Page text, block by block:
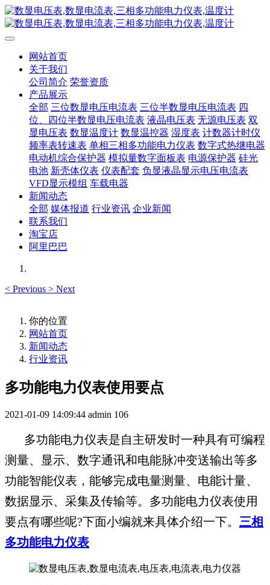
网站首页
关于我们
公司简介 荣誉资质
产品展示
全部 三位数显电压电流表 三位半数显电压电流表 四
位、四位半数显电压电流表 液晶电压表 无源电压表 双
显电压表 数显温度计 数显温控器 湿度表 计数器计时仪
频率表转速表 单相三相多功能电力仪表 数字式热继电器
电动机综合保护器 模拟量数字面板表 电源保护器 硅光
电池 新壳体仪表 仪表配套 负显液晶显示电压电流表
VFD显示模组 车载电器
新闻动态
全部 媒体报道 行业资讯 企业新闻
联系我们
淘宝店
阿里巴巴
< Previous > Next
你的位置
网站首页
新闻动态
行业资讯
多功能电力仪表使用要点
2021-01-09 14:09:44 admin 106
多功能电力仪表是自主研发时一种具有可编程
测量、显示、数字通讯和电能脉冲变送输出等多
功能智能仪表，能够完成电量测量、电能计量、
数据显示、采集及传输等。多功能电力仪表使用
要点有哪些呢?下面小编就来具体介绍一下。 三相
多功能电力仪表